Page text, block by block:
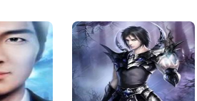
จุบันนายของมันคือ จอมมาร)มีความส